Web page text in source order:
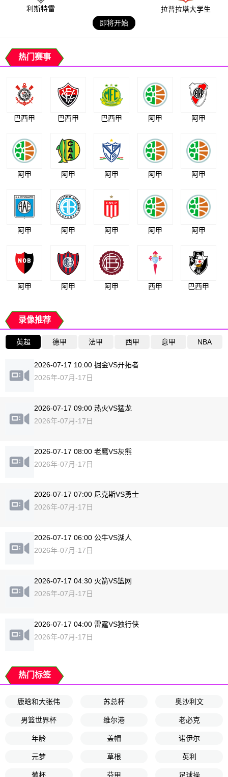
利斯特雷
拉普拉塔大学生
即将开始
热门赛事
巴西甲 巴西甲 巴西甲 阿甲 阿甲
阿甲 阿甲 阿甲 阿甲 阿甲
阿甲 阿甲 阿甲 阿甲 阿甲
阿甲 阿甲 阿甲 西甲 巴西甲
录像推荐
英超 德甲 法甲 西甲 意甲 NBA
2026-07-17 10:00 掘金VS开拓者
2026年-07月-17日
2026-07-17 09:00 热火VS猛龙
2026年-07月-17日
2026-07-17 08:00 老鹰VS灰熊
2026年-07月-17日
2026-07-17 07:00 尼克斯VS勇士
2026年-07月-17日
2026-07-17 06:00 公牛VS湖人
2026年-07月-17日
2026-07-17 04:30 火箭VS篮网
2026年-07月-17日
2026-07-17 04:00 雷霆VS独行侠
2026年-07月-17日
热门标签
鹿晗和大张伟 苏总杯 奥沙利文
男篮世界杯 维尔港 老必克
年龄 盖帽 诺伊尔
元梦 草根 英利
葡杯 芬甲 足球操